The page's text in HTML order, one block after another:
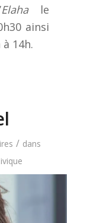
Elahale
ainsi
14h.
/ dans